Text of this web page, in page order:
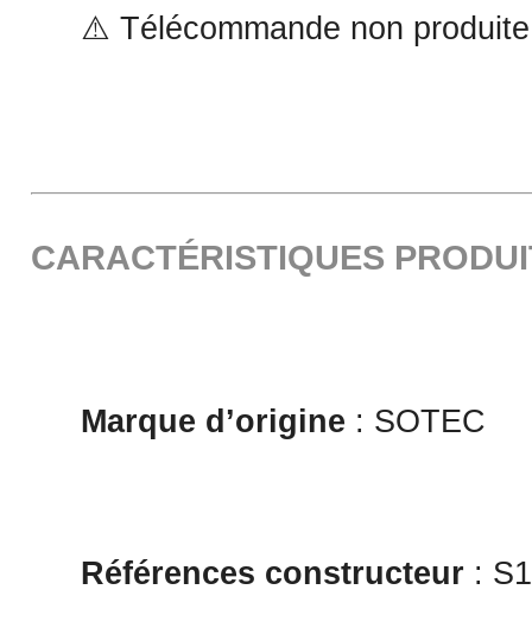
⚠️ Télécommande non
CARACTÉRISTIQUES
Marque d’origine : SOTEC
Références constructeur :